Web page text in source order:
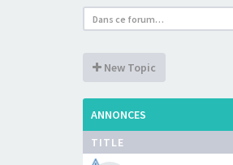
New Topic
ANNONCES
TITLE